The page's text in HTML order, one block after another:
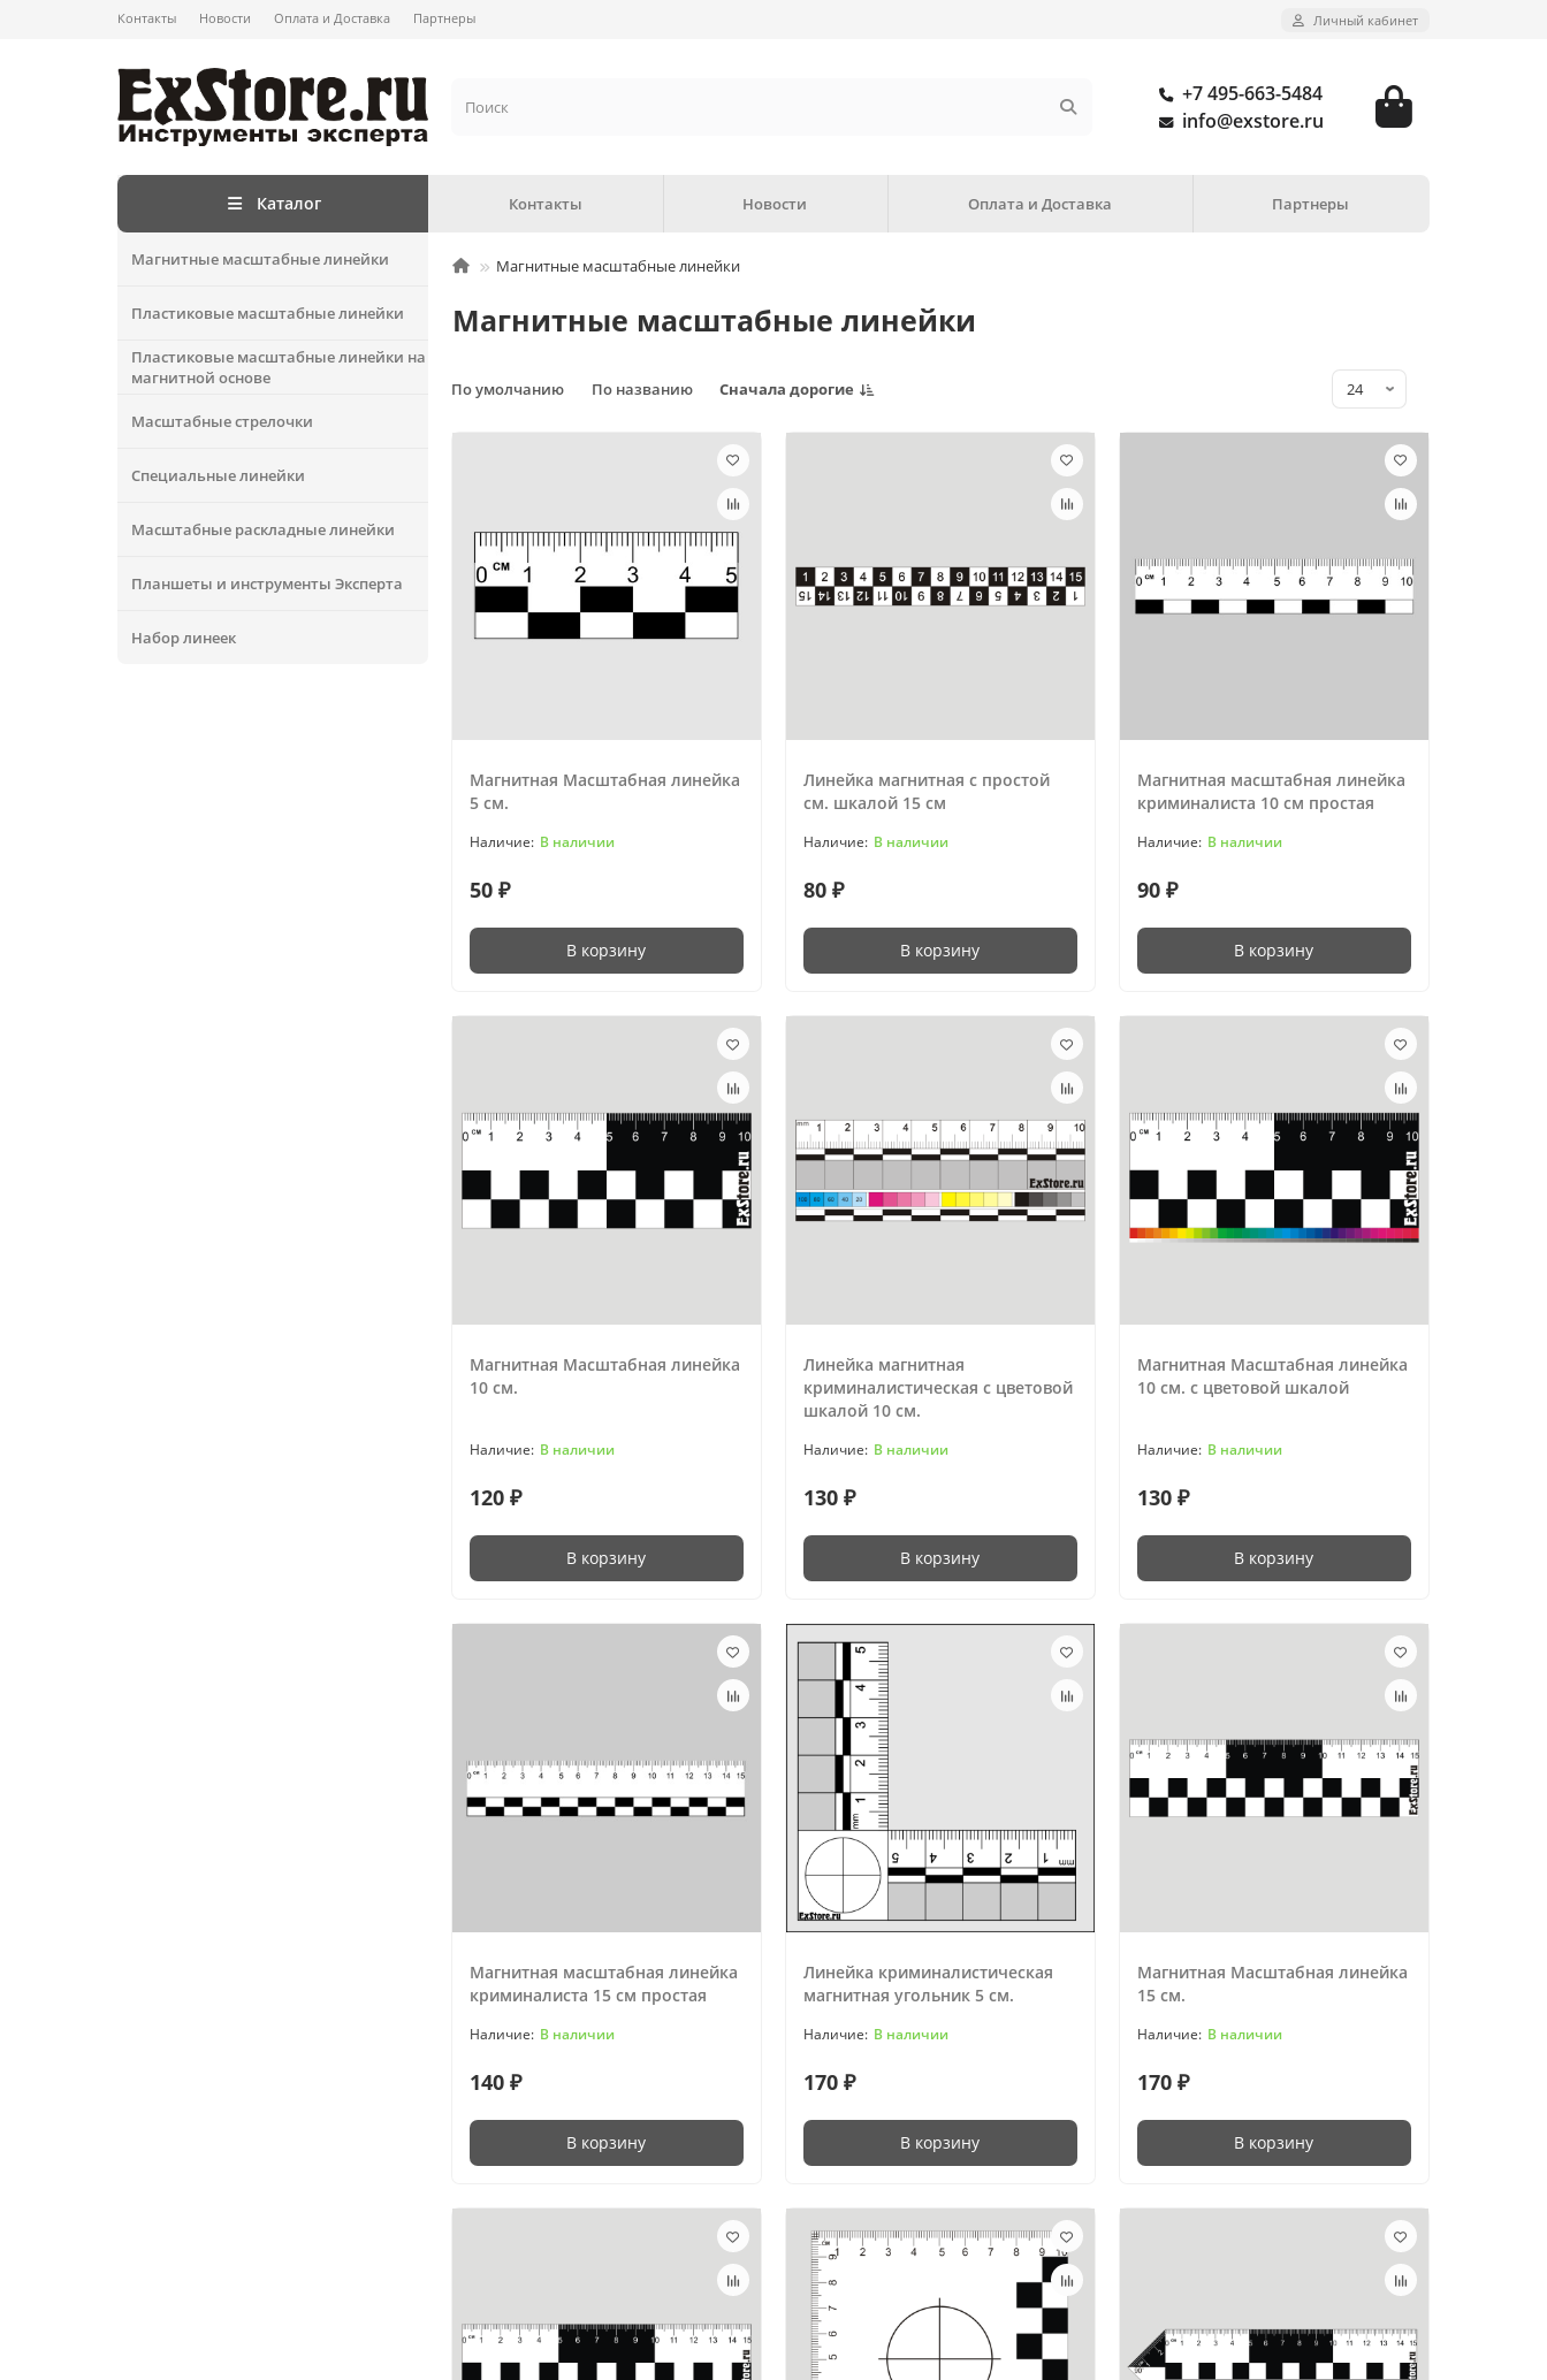
Контакты Новости Оплата и Доставка Партнеры Личный кабинет
+7 495-663-5484
info@exstore.ru
Каталог
Магнитные масштабные линейки
Пластиковые масштабные линейки
Пластиковые масштабные линейки на
магнитной основе
Масштабные стрелочки
Специальные линейки
Масштабные раскладные линейки
Планшеты и инструменты Эксперта
Набор линеек
Контакты Новости Оплата и Доставка Партнеры
Магнитные масштабные линейки
Магнитные масштабные линейки
По умолчанию По названию Сначала дорогие
Магнитная Масштабная линейка
5 см.
В наличии
50 ₽
В корзину
Линейка магнитная с простой
см. шкалой 15 см
В наличии
80 ₽
В корзину
Магнитная масштабная линейка
криминалиста 10 см простая
В наличии
90 ₽
В корзину
Магнитная Масштабная линейка
10 см.
В наличии
120 ₽
В корзину
Линейка магнитная
криминалистическая с цветовой
шкалой 10 см.
В наличии
130 ₽
В корзину
Магнитная Масштабная линейка
10 см. с цветовой шкалой
В наличии
130 ₽
В корзину
Магнитная масштабная линейка
криминалиста 15 см простая
В наличии
140 ₽
В корзину
Линейка криминалистическая
магнитная угольник 5 см.
В наличии
170 ₽
В корзину
Магнитная Масштабная линейка
15 см.
В наличии
170 ₽
В корзину